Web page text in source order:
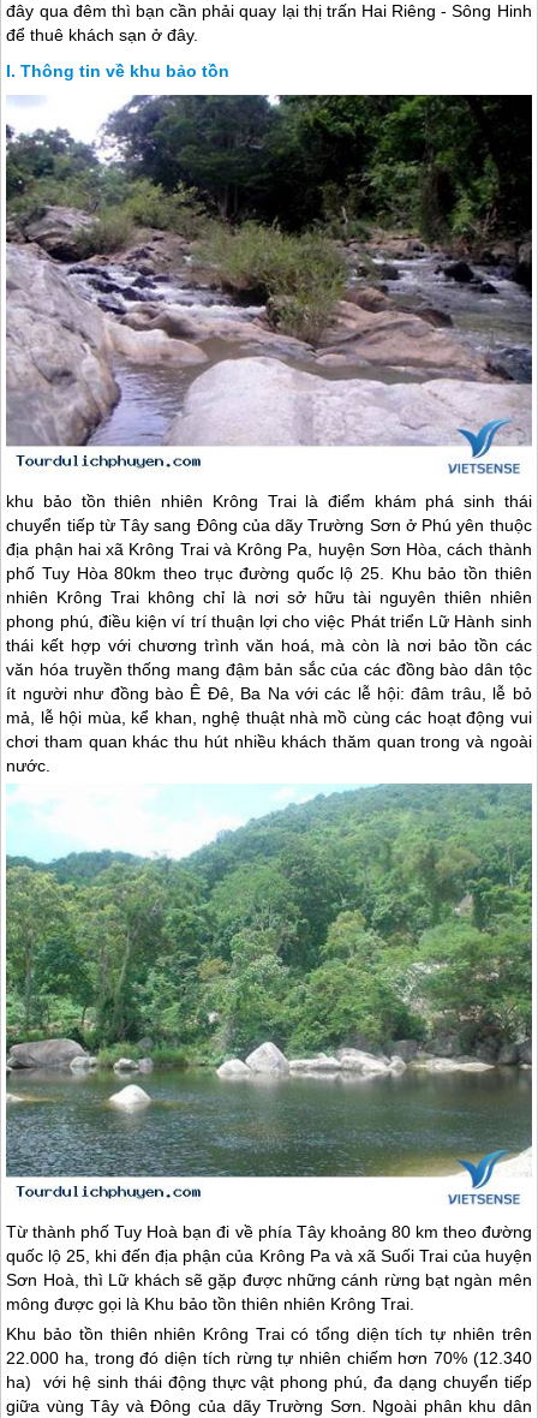
đây qua đêm thì bạn cần phải quay lại thị trấn Hai Riêng - Sông Hinh
để thuê khách sạn ở đây.
Thông tin về khu bảo tồn
khu bảo tồn thiên nhiên Krông Trai là điểm khám phá sinh thái
chuyển tiếp từ Tây sang Đông của dãy Trường Sơn ở Phú yên thuộc
địa phận hai xã Krông Trai và Krông Pa, huyện Sơn Hòa, cách thành
phố Tuy Hòa 80km theo trục đường quốc lộ 25. Khu bảo tồn thiên
nhiên Krông Trai không chỉ là nơi sở hữu tài nguyên thiên nhiên
phong phú, điều kiện ví trí thuận lợi cho việc Phát triển Lữ Hành sinh
thái kết hợp với chương trình văn hoá, mà còn là nơi bảo tồn các
văn hóa truyền thống mang đậm bản sắc của các đồng bào dân tộc
ít người như đồng bào Ê Đê, Ba Na với các lễ hội: đâm trâu, lễ bỏ
mả, lễ hội mùa, kể khan, nghệ thuật nhà mồ cùng các hoạt động vui
chơi tham quan khác thu hút nhiều khách thăm quan trong và ngoài
nước.
Từ thành phố Tuy Hoà bạn đi về phía Tây khoảng 80 km theo đường
quốc lộ 25, khi đến địa phận của Krông Pa và xã Suối Trai của huyện
Sơn Hoà, thì Lữ khách sẽ gặp được những cánh rừng bạt ngàn mên
mông được gọi là Khu bảo tồn thiên nhiên Krông Trai.
Khu bảo tồn thiên nhiên Krông Trai có tổng diện tích tự nhiên trên
22.000 ha, trong đó diện tích rừng tự nhiên chiếm hơn 70% (12.340
ha) với hệ sinh thái động thực vật phong phú, đa dạng chuyển tiếp
giữa vùng Tây và Đông của dãy Trường Sơn. Ngoài phân khu dân